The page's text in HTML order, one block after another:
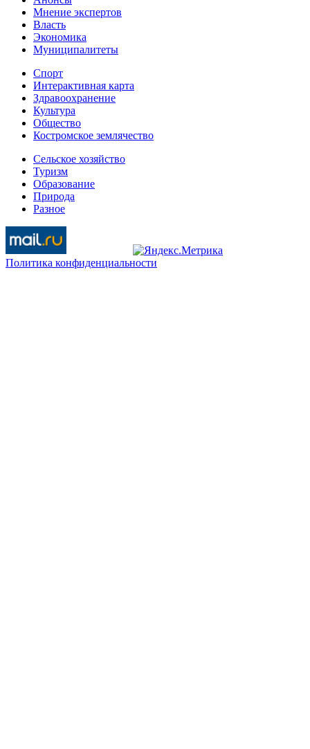
Мнение экспертов
Власть
Экономика
Муниципалитеты
Спорт
Интерактивная карта
Здравоохранение
Культура
Общество
Костромское землячество
Сельское хозяйство
Туризм
Образование
Природа
Разное
Политика конфиденциальности